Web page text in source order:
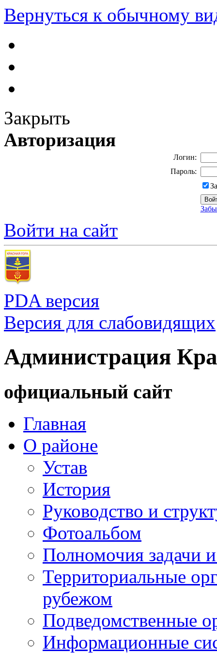
Вернуться к обычному
Закрыть
Авторизация
Логин:
Пароль:
Войти на сайт
PDA версия
Версия для слабовидящих
Администрация
официальный сайт
Главная
О районе
Устав
История
Руководство и
Фотоальбом
Полномочия задачи
Территориальные
рубежом
Подведомственные
Информационные